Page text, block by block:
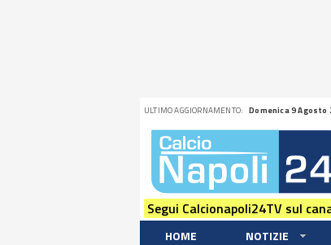
ULTIMO AGGIORNAMENTO: Domenica 9 Agosto
Segui Calcionapoli24TV sul
HOME NOTIZIE